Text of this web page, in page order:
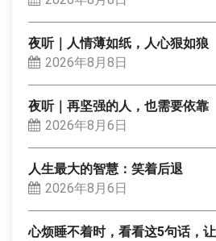
夜听｜人情薄如纸，人心狠如狼
2026年8月8日
夜听｜再坚强的人，也需要依靠
2026年8月6日
人生最大的智慧：笑着后退
2026年8月6日
心烦睡不着时，看看这5句话，